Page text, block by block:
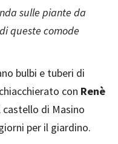
sulle piante da
queste comode
bulbi e tuberi di
con Renè
di Masino
per il giardino.